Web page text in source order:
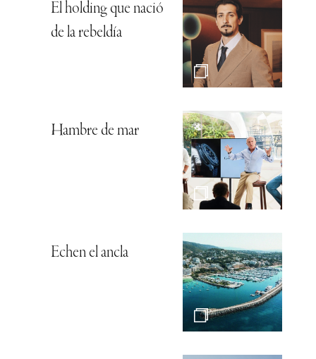
El holding que nació
de la rebeldía
Hambre de mar
Echen el ancla